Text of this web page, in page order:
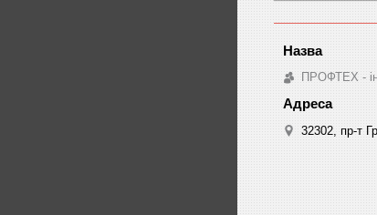
ПРОФТЕХ -
32302, пр-т